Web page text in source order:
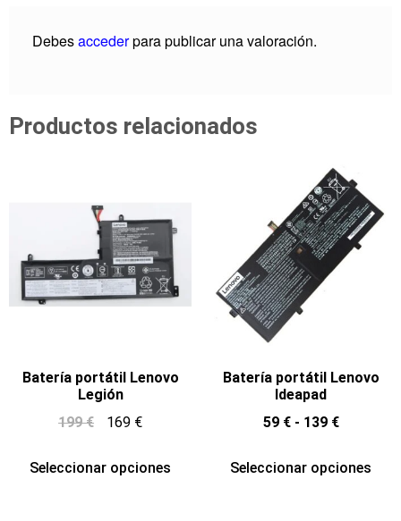
Debesaccederpara publicar una valoración.
Productos relacionados
Batería portátil Lenovo
Legión
199€ 169 €
Seleccionar opciones
Batería portátil Lenovo
Ideapad
59 € - 139 €
Seleccionar opciones